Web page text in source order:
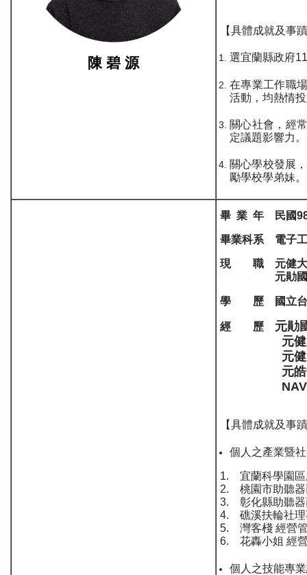
陳 碧 源
【具體成就及事
選宜蘭縣政府
在專業工作職
活動，均熱情
關心社會，經
定議題影響力。
關心學校發展
勵學校學弟妹。
畢 業 年 民國
畢業科系 電子
現 職 元健大和
元勛國際股
學 歷 國立台灣
經 歷 元勛
元健大和
元健大和
元皓能源
NAVIC株
【具體成就及事
個人之產業暨
1. 宜蘭科學園區
2. 桃園市助聽器
3. 彰化縣助聽器
4. 礁溪扶輪社理
5. 灣客棧 經營
6. 花轟小姐 經
個人之技能專